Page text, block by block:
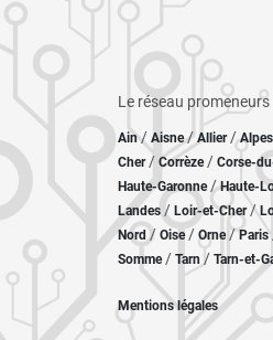
Le réseau promeneurs
Ain/ Aisne/Allier/
Cher / Corrèze/ Corse-
Haute-Garonne/Haute-
Landes / Loir-et-Cher/
Nord / Oise / Orne/Paris
Somme/ Tarn / Tarn-et-
Mentions légales